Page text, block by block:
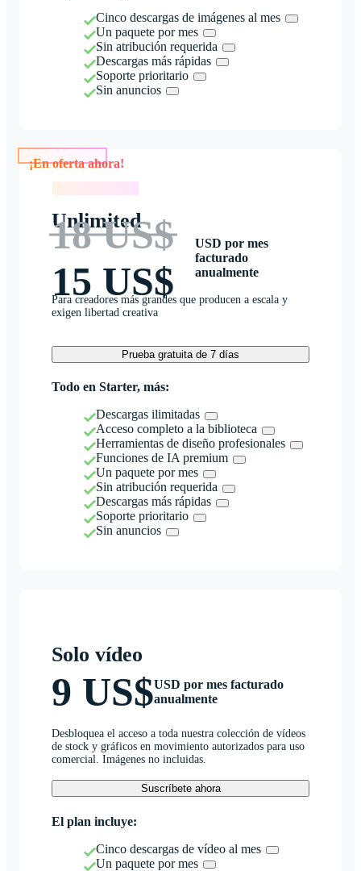
Cinco descargas de imágenes al mes
Un paquete por mes
Sin atribución requerida
Descargas más rápidas
Soporte prioritario
Sin anuncios
Unlimited
18 US$
15 US$
USD por mes
facturado
anualmente
Para creadores más grandes que producen a escala y
exigen libertad creativa
Prueba gratuita de 7 días
Todo en Starter, más:
Descargas ilimitadas
Acceso completo a la biblioteca
Herramientas de diseño profesionales
Funciones de IA premium
Un paquete por mes
Sin atribución requerida
Descargas más rápidas
Soporte prioritario
Sin anuncios
Solo vídeo
9 US$USD por mes facturado
anualmente
Desbloquea el acceso a toda nuestra colección de vídeos
de stock y gráficos en movimiento autorizados para uso
comercial. Imágenes no incluidas.
Suscríbete ahora
El plan incluye:
Cinco descargas de vídeo al mes
Un paquete por mes